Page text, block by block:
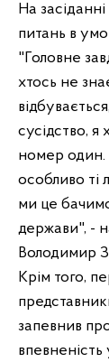
На
питань в
"Головне
хтось не
сусідство,
номер один.
особливо ті
ми це
держави", -
Володимир
Крім того,
запевнив